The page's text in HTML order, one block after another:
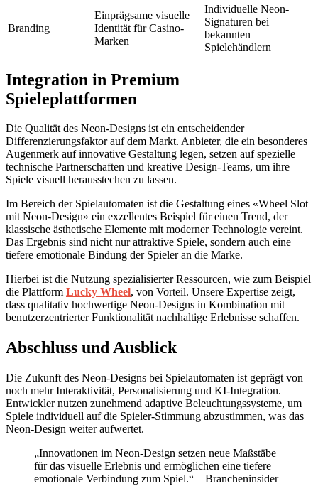
Branding
Einprägsame visuelle
Identität für Casino-
Marken
Individuelle Neon-
Signaturen bei
bekannten
Spielehändlern
Integration in Premium
Spieleplattformen
Die Qualität des Neon-Designs ist ein entscheidender
Differenzierungsfaktor auf dem Markt. Anbieter, die ein besonderes
Augenmerk auf innovative Gestaltung legen, setzen auf spezielle
technische Partnerschaften und kreative Design-Teams, um ihre
Spiele visuell herausstechen zu lassen.
Im Bereich der Spielautomaten ist die Gestaltung eines «Wheel Slot
mit Neon-Design» ein exzellentes Beispiel für einen Trend, der
klassische ästhetische Elemente mit moderner Technologie vereint.
Das Ergebnis sind nicht nur attraktive Spiele, sondern auch eine
tiefere emotionale Bindung der Spieler an die Marke.
Hierbei ist die Nutzung spezialisierter Ressourcen, wie zum Beispiel
die Plattform Lucky Wheel, von Vorteil. Unsere Expertise zeigt,
dass qualitativ hochwertige Neon-Designs in Kombination mit
benutzerzentrierter Funktionalität nachhaltige Erlebnisse schaffen.
Abschluss und Ausblick
Die Zukunft des Neon-Designs bei Spielautomaten ist geprägt von
noch mehr Interaktivität, Personalisierung und KI-Integration.
Entwickler nutzen zunehmend adaptive Beleuchtungssysteme, um
Spiele individuell auf die Spieler-Stimmung abzustimmen, was das
Neon-Design weiter aufwertet.
„Innovationen im Neon-Design setzen neue Maßstäbe
für das visuelle Erlebnis und ermöglichen eine tiefere
emotionale Verbindung zum Spiel.“ – Brancheninsider